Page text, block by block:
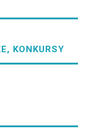
KONKURSY